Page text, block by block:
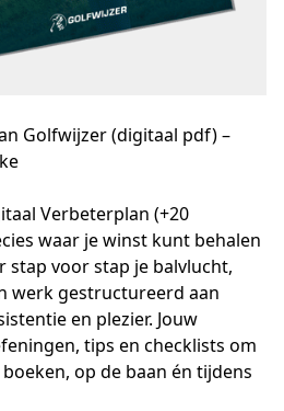
Golfwijzer (digitaal pdf) –
Verbeterplan (+20
waar je winst kunt behalen
stap voor stap je balvlucht,
werk gestructureerd aan
en plezier. Jouw
tips en checklists om
op de baan én tijdens